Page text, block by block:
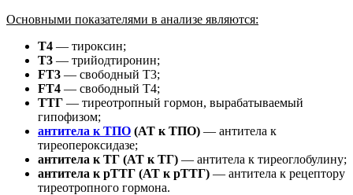
Основными показателями в анализе являются:
Т4 — тироксин;
Т3 — трийодтиронин;
FT3 — свободный Т3;
FT4 — свободный Т4;
ТТГ — тиреотропный гормон, вырабатываемый
гипофизом;
антитела к ТПО (АТ к ТПО) — антитела к
тиреопероксидазе;
антитела к ТГ (АТ к ТГ) — антитела к тиреоглобулину;
антитела к рТТГ (АТ к рТТГ) — антитела к рецептору
тиреотропного гормона.